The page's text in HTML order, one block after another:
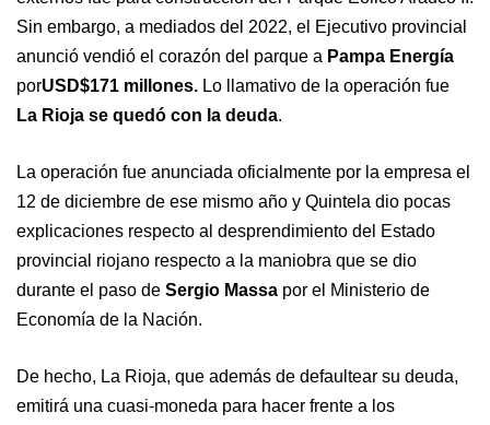
Sin embargo, a mediados del 2022, el Ejecutivo provincial
anunció vendió el corazón del parque a Pampa Energía
porUSD$171 millones. Lo llamativo de la operación fue
La Rioja se quedó con la deuda.
La operación fue anunciada oficialmente por la empresa el
12 de diciembre de ese mismo año y Quintela dio pocas
explicaciones respecto al desprendimiento del Estado
provincial riojano respecto a la maniobra que se dio
durante el paso de Sergio Massa por el Ministerio de
Economía de la Nación.
De hecho, La Rioja, que además de defaultear su deuda,
emitirá una cuasi-moneda para hacer frente a los